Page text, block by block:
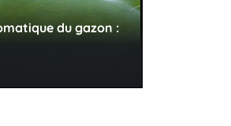
du gazon :